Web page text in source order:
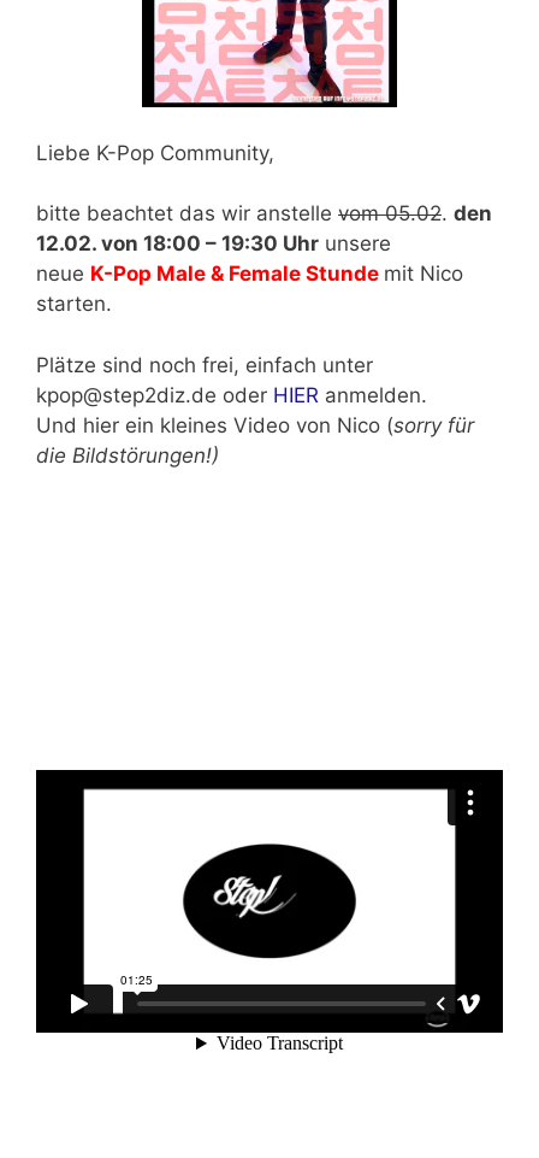
Liebe K-Pop Community,
bitte beachtet das wir anstelle vom 05.02. den
12.02. von 18:00 – 19:30 Uhr unsere
neue K-Pop Male & Female Stunde mit Nico
starten.
Plätze sind noch frei, einfach unter
kpop@step2diz.de oder HIER anmelden.
Und hier ein kleines Video von Nico (sorry für
die Bildstörungen!)